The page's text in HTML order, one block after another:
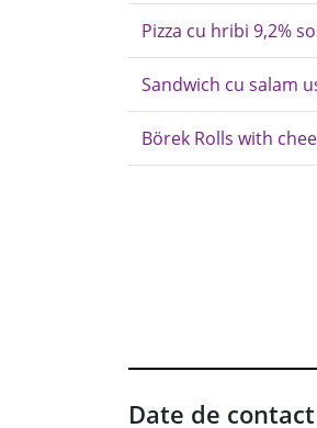
Pizza cu hribi 9,2%
Sandwich cu salam
Börek Rolls with
Date de contact